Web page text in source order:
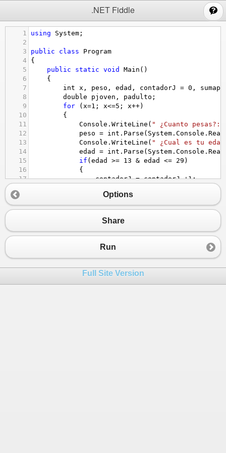
.NET Fiddle
1 using System ;
2
3
public class
Program
4
{
5
public static void Main ()
6
{
7
int x , peso , edad , contadorJ = 0 , sumap
8
double pjoven , padulto ;
9
for ( x=1 ; x<=5 ; x++)
10
{
11
Console . WriteLine ( " ¿Cuanto pesas?:
12
peso = int . Parse ( System . Console .
13
Console . WriteLine ( " ¿Cual es tu
14
edad = int . Parse ( System . Console .
15
if ( edad >= 13 & edad <= 29 )
16
{
17
contadorJ = contadorJ +1;
19
20
else
edad >= 30
23
{
contadorA
sumapA
26
Options
Share
Run
Full Site Version